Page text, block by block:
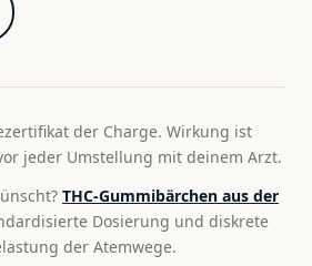
der Charge. Wirkung ist
jeder Umstellung mit deinem Arzt.
THC-Gummibärchen aus der
Dosierung und diskrete
der Atemwege.